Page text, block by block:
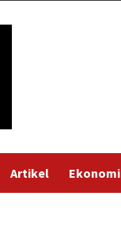
Artikel Ekonomi